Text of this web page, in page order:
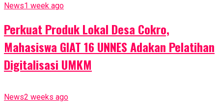
News1 week ago
Perkuat Produk Lokal Desa Cokro,
Mahasiswa GIAT 16 UNNES Adakan Pelatihan
Digitalisasi UMKM
News2 weeks ago